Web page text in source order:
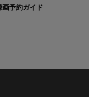
画予約ガイド